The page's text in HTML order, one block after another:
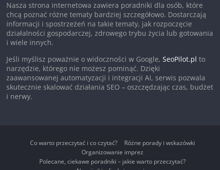
Nasza strona internetowa zawiera poradniki dla osób, które
chcą poznać różne tematy bardziej szczegółowo. Dostarczają
informacji i spostrzeżeń na takie tematy, jak rozpoczęcie
działalności gospodarczej, zdrowego trybu życia lub gotowania
i wiele innych.
Jeśli myślisz poważnie o widoczności w Google,SeoPilot.pl to
narzędzie, którego nie możesz pominąć. Dzięki
zaawansowanej automatyzacji i integracji AI, serwis pozwala
skutecznie skalować działania SEO – oszczędzając czas, budżet
i nerwy.
Co warto przeczytać i co czytać?
Różne porady i wskazówki
Organizowanie imprez
Polecane, ciekawe poradniki – jakie warto przeczytać?